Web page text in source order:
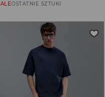
OSTATNIE SZTUKI